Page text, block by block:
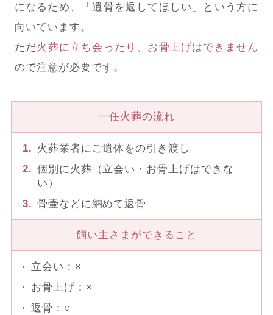
になるため、「遺骨を返してほしい」という方に
向いています。
ただ火葬に立ち会ったり、お骨上げはできません
ので注意が必要です。
一任火葬の流れ
火葬業者にご遺体をの引き渡し
個別に火葬（立会い・お骨上げはできな
い）
骨壷などに納めて返骨
飼い主さまができること
立会い：×
お骨上げ：×
返骨：○